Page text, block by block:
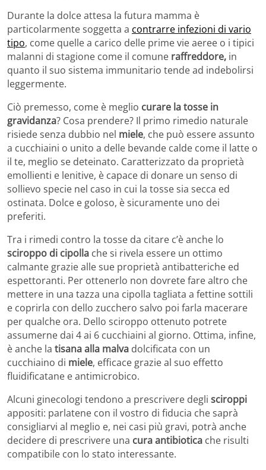
Durante la dolce attesa la futura mamma è
particolarmente soggetta a contrarre infezioni di vario
tipo, come quelle a carico delle prime vie aeree o i tipici
malanni di stagione come il comune raffreddore, in
quanto il suo sistema immunitario tende ad indebolirsi
leggermente.
Ciò premesso, come è meglio curare la tosse in
gravidanza? Cosa prendere? Il primo rimedio naturale
risiede senza dubbio nel miele, che può essere assunto
a cucchiaini o unito a delle bevande calde come il latte o
il te, meglio se deteinato. Caratterizzato da proprietà
emollienti e lenitive, è capace di donare un senso di
sollievo specie nel caso in cui la tosse sia secca ed
ostinata. Dolce e goloso, è sicuramente uno dei
preferiti.
Tra i rimedi contro la tosse da citare c’è anche lo
sciroppo di cipolla che si rivela essere un ottimo
calmante grazie alle sue proprietà antibatteriche ed
espettoranti. Per ottenerlo non dovrete fare altro che
mettere in una tazza una cipolla tagliata a fettine sottili
e coprirla con dello zucchero salvo poi farla macerare
per qualche ora. Dello sciroppo ottenuto potrete
assumerne dai 4 ai 6 cucchiaini al giorno. Ottima, infine,
è anche la tisana alla malva dolcificata con un
cucchiaino di miele, efficace grazie al suo effetto
fluidificatane e antimicrobico.
Alcuni ginecologi tendono a prescrivere degli sciroppi
appositi: parlatene con il vostro di fiducia che saprà
consigliarvi al meglio e, nei casi più gravi, potrà anche
decidere di prescrivere una cura antibiotica che risulti
compatibile con lo stato interessante.